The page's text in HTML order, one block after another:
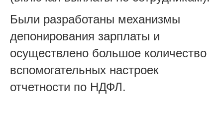
Были разработаны механизмы
депонирования зарплаты и
осуществлено большое количество
вспомогательных настроек
отчетности по НДФЛ.